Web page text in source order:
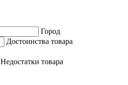
Город
Достоинства товара
Недостатки товара